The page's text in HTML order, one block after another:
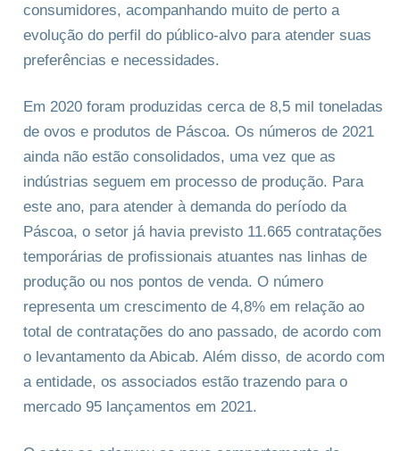
consumidores, acompanhando muito de perto a
evolução do perfil do público-alvo para atender suas
preferências e necessidades.
Em 2020 foram produzidas cerca de 8,5 mil toneladas
de ovos e produtos de Páscoa. Os números de 2021
ainda não estão consolidados, uma vez que as
indústrias seguem em processo de produção. Para
este ano, para atender à demanda do período da
Páscoa, o setor já havia previsto 11.665 contratações
temporárias de profissionais atuantes nas linhas de
produção ou nos pontos de venda. O número
representa um crescimento de 4,8% em relação ao
total de contratações do ano passado, de acordo com
o levantamento da Abicab. Além disso, de acordo com
a entidade, os associados estão trazendo para o
mercado 95 lançamentos em 2021.